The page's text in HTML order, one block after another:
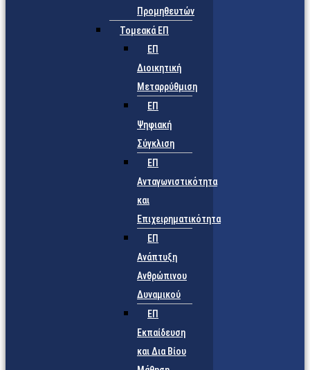
Προμηθευτών
Τομεακά ΕΠ
ΕΠ
Διοικητική
Μεταρρύθμιση
ΕΠ
Ψηφιακή
Σύγκλιση
ΕΠ
Ανταγωνιστικότητα
και
Επιχειρηματικότητα
ΕΠ
Ανάπτυξη
Ανθρώπινου
Δυναμικού
ΕΠ
Εκπαίδευση
και Δια Βίου